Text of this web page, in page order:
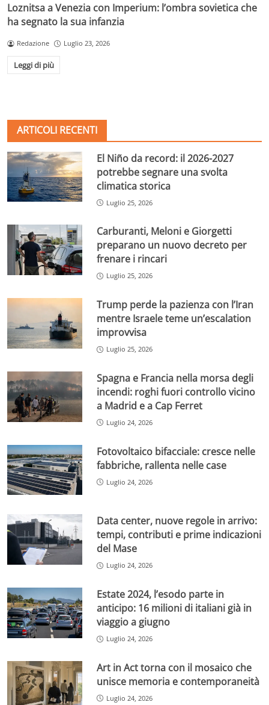
Loznitsa a Venezia con Imperium: l’ombra sovietica che
ha segnato la sua infanzia
Redazione Luglio 23, 2026
Leggi di più
ARTICOLI RECENTI
El Niño da record: il 2026-2027
potrebbe segnare una svolta
climatica storica
Luglio 25, 2026
Carburanti, Meloni e Giorgetti
preparano un nuovo decreto per
frenare i rincari
Luglio 25, 2026
Trump perde la pazienza con l’Iran
mentre Israele teme un’escalation
improvvisa
Luglio 25, 2026
Spagna e Francia nella morsa degli
incendi: roghi fuori controllo vicino
a Madrid e a Cap Ferret
Luglio 24, 2026
Fotovoltaico bifacciale: cresce nelle
fabbriche, rallenta nelle case
Luglio 24, 2026
Data center, nuove regole in arrivo:
tempi, contributi e prime indicazioni
del Mase
Luglio 24, 2026
Estate 2024, l’esodo parte in
anticipo: 16 milioni di italiani già in
viaggio a giugno
Luglio 24, 2026
Art in Act torna con il mosaico che
unisce memoria e contemporaneità
Luglio 24, 2026